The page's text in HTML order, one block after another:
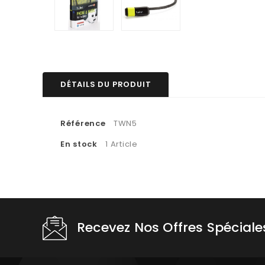
DÉTAILS DU PRODUIT
Référence
TWN5
En stock
1 Article
Recevez Nos Offres